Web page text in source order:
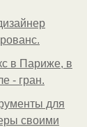
в Париже, в
- гран.
для
своими